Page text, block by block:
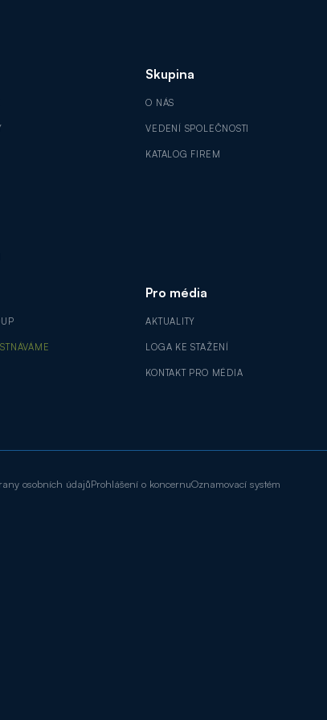
Skupina
O NÁS
VEDENÍ SPOLEČNOSTI
KATALOG FIREM
Pro média
AKTUALITY
LOGA KE STAŽENÍ
KONTAKT PRO MÉDIA
osobních údajůProhlášení o koncernuOznamovací systém